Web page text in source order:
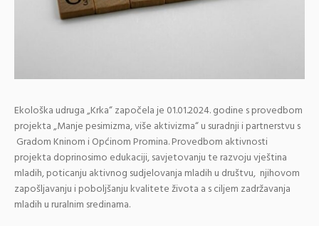
Ekološka udruga „Krka“ započela je 01.01.2024. godine s provedbom
projekta „Manje pesimizma, više aktivizma“ u suradnji i partnerstvu s
Gradom Kninom i Općinom Promina. Provedbom aktivnosti
projekta doprinosimo edukaciji, savjetovanju te razvoju vještina
mladih, poticanju aktivnog sudjelovanja mladih u društvu, njihovom
zapošljavanju i poboljšanju kvalitete života a s ciljem zadržavanja
mladih u ruralnim sredinama.